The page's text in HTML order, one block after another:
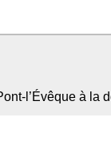
l’Évêque à la